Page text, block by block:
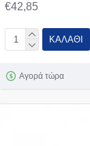
€42,85
ΚΑΛΆΘΙ
Αγορά τώρα